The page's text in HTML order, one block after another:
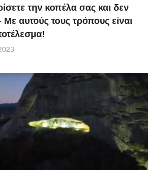
την κοπέλα σας και δεν
αυτούς τους τρόπους είναι